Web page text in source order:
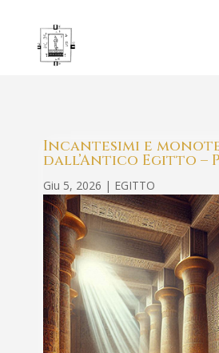
Incantesimi e
dall’Antico Egitto –
Giu 5, 2026 | EGITTO